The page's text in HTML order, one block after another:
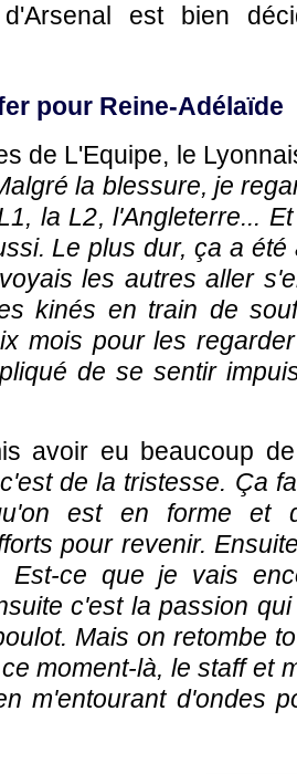
est bien
pour Reine-Adélaïde
de L'Equipe, le
la blessure, je
la L2, l'Angleterre...
Le plus dur, ça a
les autres aller
kinés en train de
mois pour les
de se sentir
avoir eu beaucoup
de la tristesse. Ça
est en forme et
pour revenir.
Est-ce que je vais
c'est la passion
Mais on retombe
moment-là, le staff et
m'entourant d'ondes